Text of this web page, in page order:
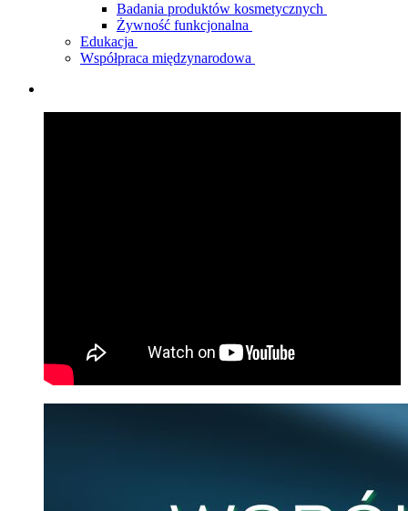
Badania produktów kosmetycznych
Żywność funkcjonalna
Edukacja
Współpraca międzynarodowa